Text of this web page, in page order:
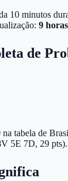
10 minutos
9
de
na tabela de
5E 7D, 29 pts).